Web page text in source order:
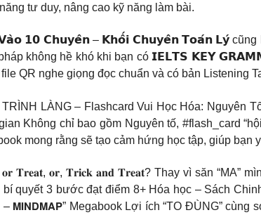
tư duy, nâng cao kỹ năng làm bài.
𝟭𝟬 𝗖𝗵𝘂𝘆𝗲̂𝗻 – 𝗞𝗵𝗼̂́𝗶 𝗖𝗵𝘂𝘆𝗲̂𝗻 𝗧𝗼𝗮́𝗻 𝗟𝘆́ cũng là
không hề khó khi bạn có 𝗜𝗘𝗟𝗧𝗦 𝗞𝗘𝗬
QR nghe giọng đọc chuẩn và có bản Listening
TRÌNH LÀNG – Flashcard Vui Học Hóa: Nguyên
Không chỉ bao gồm Nguyên tố, #flash_card
mong rằng sẽ tạo cảm hứng học tập, giúp bạn
𝐨𝐫 𝐓𝐫𝐞𝐚𝐭, 𝐨𝐫, 𝐓𝐫𝐢𝐜𝐤 𝐚𝐧𝐝 𝐓𝐫𝐞𝐚𝐭? Thay vì săn
quyết 3 bước đạt điểm 8+ Hóa học – Sách
Megabook Lợi ích “TO ĐÙNG” cùng